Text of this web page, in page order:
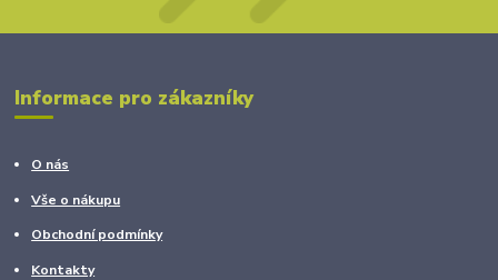
Informace pro zákazníky
O nás
Vše o nákupu
Obchodní podmínky
Kontakty